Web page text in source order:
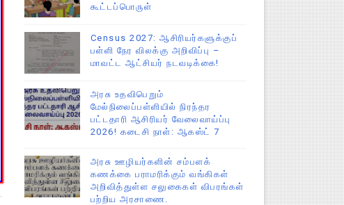
கூட்டப்பொருள்
Census 2027: ஆசிரியர்களுக்குப்
பள்ளி நேர விலக்கு அறிவிப்பு –
மாவட்ட ஆட்சியர் நடவடிக்கை!
அரசு உதவிபெறும்
மேல்நிலைப்பள்ளியில் நிரந்தர
பட்டதாரி ஆசிரியர் வேலைவாய்ப்பு
2026! கடைசி நாள்: ஆகஸ்ட் 7
அரசு ஊழியர்களின் சம்பளக்
கணக்கை பராமரிக்கும் வங்கிகள்
அறிவித்துள்ள சலுகைகள் விபரங்கள்
பற்றிய அரசாணை.